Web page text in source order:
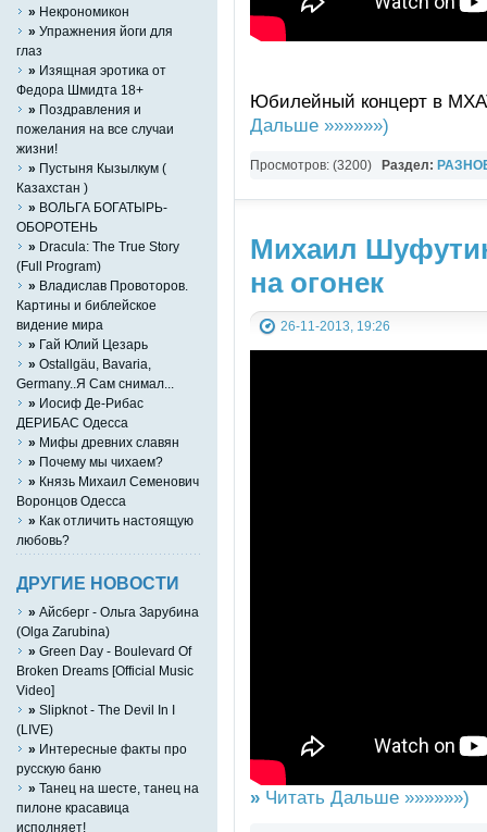
Юбилейный концерт в
Дальше »»»»»»)
Просмотров: (3200) Раздел:
Михаил
на огонек
26-11-2013, 19:26
» Читать Дальше »»»»»»)
» Некрономикон
» Упражнения йоги для
глаз
» Изящная эротика от
Федора Шмидта 18+
» Поздравления и
пожелания на все случаи
жизни!
» Пустыня Кызылкум (
Казахстан )
» ВОЛЬГА БОГАТЫРЬ-
ОБОРОТЕНЬ
» Dracula: The True Story
(Full Program)
» Владислав Провоторов.
Картины и библейское
видение мира
» Гай Юлий Цезарь
» Ostallgäu, Bavaria,
Germany..Я Сам снимал...
» Иосиф Де-Рибас
ДЕРИБАС Одесса
» Мифы древних славян
» Почему мы чихаем?
» Князь Михаил Семенович
Воронцов Одесса
» Как отличить настоящую
любовь?
ДРУГИЕ НОВОСТИ
» Айсберг - Ольга Зарубина
(Olga Zarubina)
» Green Day - Boulevard Of
Broken Dreams [Official Music
Video]
» Slipknot - The Devil In I
(LIVE)
» Интересные факты про
русскую баню
» Танец на шесте, танец на
пилоне красавица
исполняет!